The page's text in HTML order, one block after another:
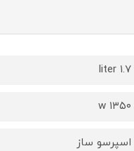
۱.۷ liter
۱۳۵۰ w
اسپرسو ساز